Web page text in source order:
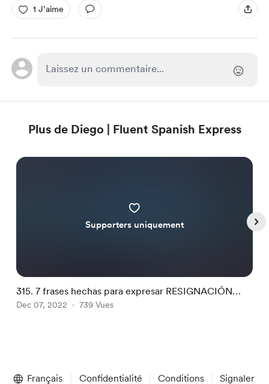
1 J’aime
Plus de Diego | Fluent Spanish Express
Supporters uniquement
315. 7 frases hechas para expresar RESIGNACIÓN
[TRANSCRIPCIÓN]
Dec 07, 2022 739 Vues
Français Confidentialité Conditions Signaler